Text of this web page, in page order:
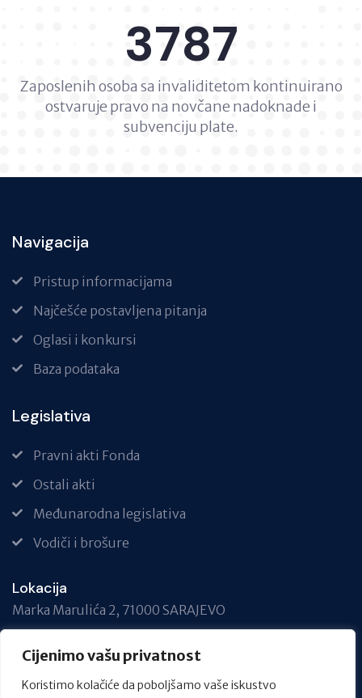
Cijenimo vašu privatnost
Koristimo kolačiće da poboljšamo vaše iskustvo
3787
Zaposlenih osoba sa invaliditetom kontinuirano
ostvaruje pravo na novčane nadoknade i
subvenciju plate.
Navigacija
Pristup informacijama
Najčešće postavljena pitanja
Oglasi i konkursi
Baza podataka
Legislativa
Pravni akti Fonda
Ostali akti
Međunarodna legislativa
Vodiči i brošure
Lokacija
Marka Marulića 2, 71000 SARAJEVO
+387 33 717 740